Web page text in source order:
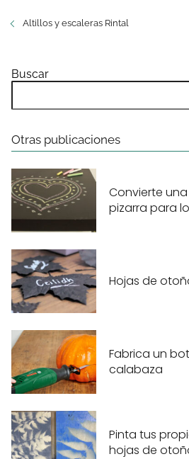
Altillos y escaleras Rintal
Buscar
Otras publicaciones
Convierte
pizarra para
Hojas de
Fabrica un
calabaza
Pinta tus
hojas de